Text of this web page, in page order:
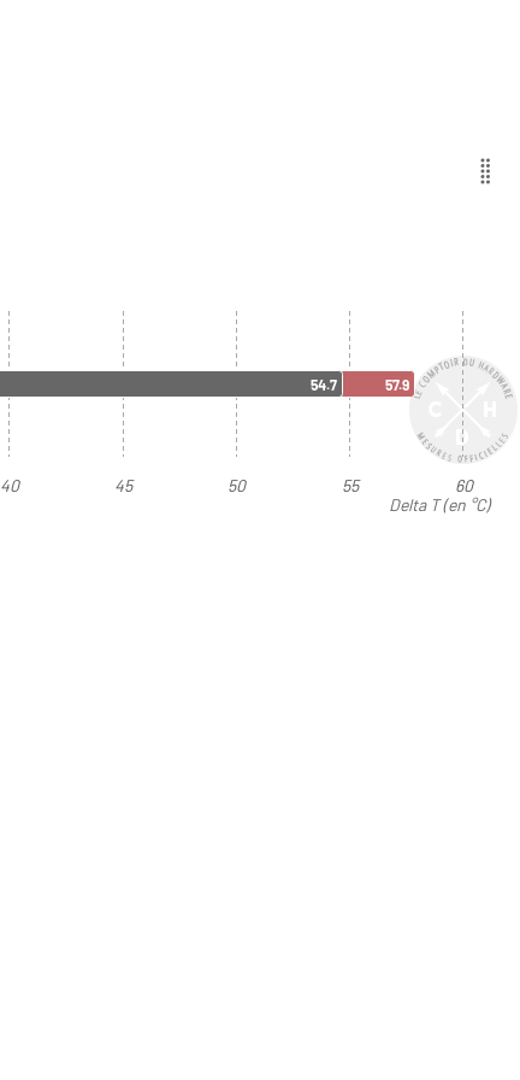
Delta T (en °C)
40 45 50 55 60
57.9
54.7